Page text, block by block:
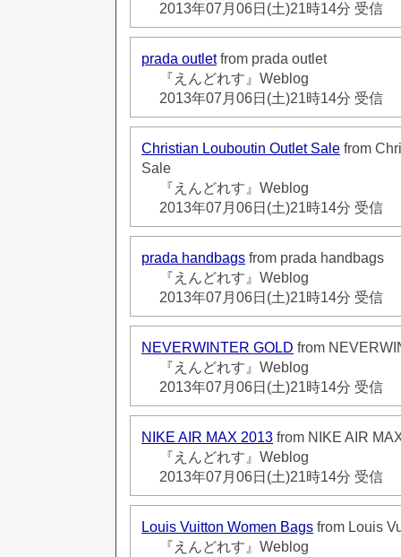
2013年07月06日(土)21時14分 受信
prada outletfrom prada outlet
『えんどれす』Weblog
2013年07月06日(土)21時14分 受信
Christian Louboutin Outlet Sale from
Sale
『えんどれす』Weblog
2013年07月06日(土)21時14分 受信
prada handbags from prada handbags
『えんどれす』Weblog
2013年07月06日(土)21時14分 受信
NEVERWINTER GOLD from
『えんどれす』Weblog
2013年07月06日(土)21時14分 受信
NIKE AIR MAX 2013 from NIKE AIR
『えんどれす』Weblog
2013年07月06日(土)21時14分 受信
Louis Vuitton Women Bags from Louis
『えんどれす』Weblog